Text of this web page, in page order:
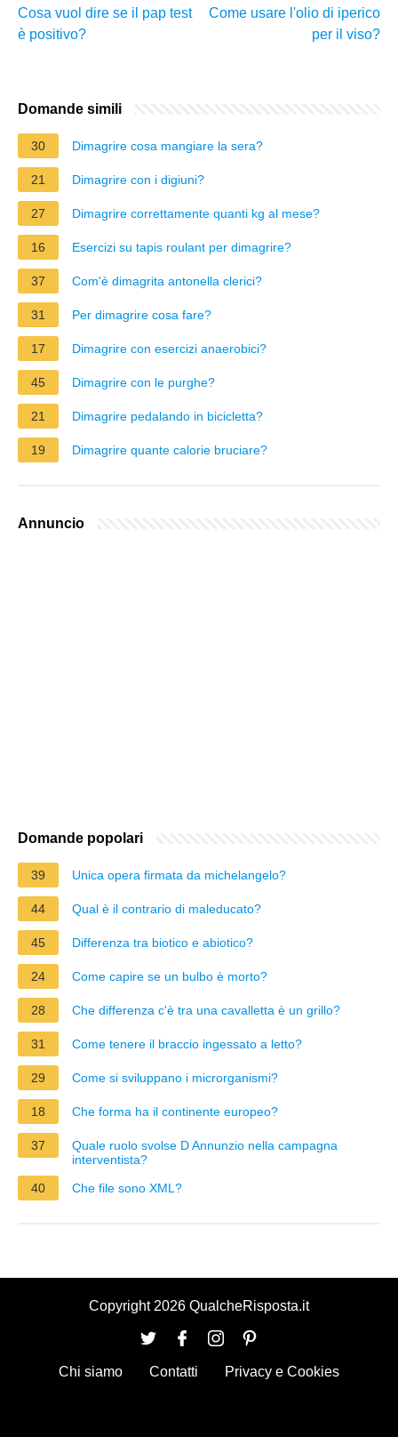
Cosa vuol dire se il pap test
è positivo?
Come usare l'olio di iperico
per il viso?
Domande simili
30 Dimagrire cosa mangiare la sera?
21 Dimagrire con i digiuni?
27 Dimagrire correttamente quanti kg al mese?
16 Esercizi su tapis roulant per dimagrire?
37 Com'è dimagrita antonella clerici?
31 Per dimagrire cosa fare?
17 Dimagrire con esercizi anaerobici?
45 Dimagrire con le purghe?
21 Dimagrire pedalando in bicicletta?
19 Dimagrire quante calorie bruciare?
Annuncio
Domande popolari
39 Unica opera firmata da michelangelo?
44 Qual è il contrario di maleducato?
45 Differenza tra biotico e abiotico?
24 Come capire se un bulbo è morto?
28 Che differenza c'è tra una cavalletta è un grillo?
31 Come tenere il braccio ingessato a letto?
29 Come si sviluppano i microrganismi?
18 Che forma ha il continente europeo?
37
Quale ruolo svolse D Annunzio nella campagna
interventista?
40
Che file sono XML?
Copyright 2026 QualcheRisposta.it
Chi siamo Contatti Privacy e Cookies